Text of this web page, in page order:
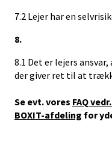
7.2 Lejer har en
8.
8.1 Det er lejers
der giver ret til at
Se evt. vores FAQ
BOXIT-afdeling for